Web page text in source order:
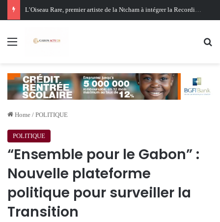
Oligui Nguema au Ghana : Libreville mise sur Accra pour renforcer sa stratégie diplomatique et économique
Menu
Home / POLITIQUE
POLITIQUE
“Ensemble pour le Gabon” :
Nouvelle plateforme
politique pour surveiller la
Transition